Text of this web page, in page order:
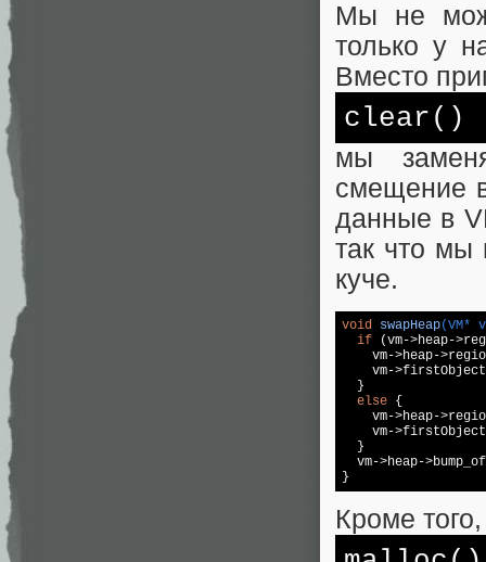
Мы не
только у
Вместо
clear()
мы
смещение
данные в
так что мы
куче.
void swapHeap(VM*
if (vm->heap-
vm->heap-
vm-
  }
else {
vm->heap-
vm-
  }
vm->heap-
}
Кроме